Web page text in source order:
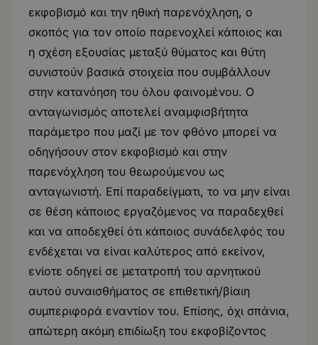
εκφοβισμό και την ηθική παρενόχληση, ο
σκοπός για τον οποίο παρενοχλεί κάποιος και
η σχέση εξουσίας μεταξύ θύματος και θύτη
συνιστούν βασικά στοιχεία που συμβάλλουν
στην κατανόηση του όλου φαινομένου. Ο
ανταγωνισμός αποτελεί αναμφισβήτητα
παράμετρο που μαζί με τον φθόνο μπορεί να
οδηγήσουν στον εκφοβισμό και στην
παρενόχληση του θεωρούμενου ως
ανταγωνιστή. Επί παραδείγματι, το να μην είναι
σε θέση κάποιος εργαζόμενος να παραδεχθεί
και να αποδεχθεί ότι κάποιος συνάδελφός του
ενδέχεται να είναι καλύτερος από εκείνον,
ενίοτε οδηγεί σε μετατροπή του αρνητικού
αυτού συναισθήματος σε επιθετική/βίαιη
συμπεριφορά εναντίον του. Επίσης, όχι σπάνια,
απώτερη ακόμη επιδίωξη του εκφοβίζοντος